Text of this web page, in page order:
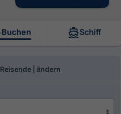
Buchen Schiff
| ändern